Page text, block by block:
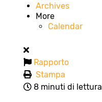
Archives
More
Calendar
Rapporto
Stampa
8 minuti di lettura